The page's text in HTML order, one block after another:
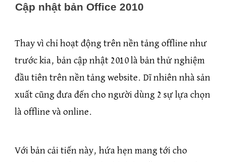
Cập nhật bản Office 2010
Thay vì chỉ hoạt động trên nền tảng offline như
trước kia, bản cập nhật 2010 là bản thử nghiệm
đầu tiên trên nền tảng website. Dĩ nhiên nhà sản
xuất cũng đưa đến cho người dùng 2 sự lựa chọn
là offline và online.
Với bản cải tiến này, hứa hẹn mang tới cho